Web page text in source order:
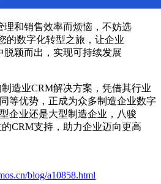
理和销售效率而烦恼，不妨选
的数字化转型之旅，让企业
脱颖而出，实现可持续发展
造业CRM解决方案，凭借其行业
等优势，正成为众多制造企业数字
企业还是大型制造企业，八骏
CRM支持，助力企业迈向更高
blog/a10858.html